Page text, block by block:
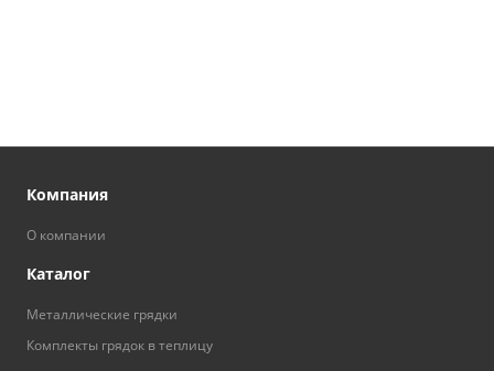
Компания
О компании
Каталог
Металлические грядки
Комплекты грядок в теплицу